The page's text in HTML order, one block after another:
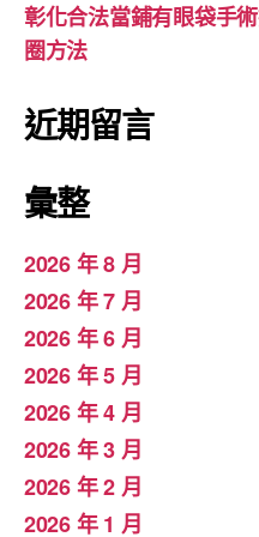
彰化合法當鋪有眼袋手
圈方法
近期留言
彙整
2026 年 8 月
2026 年 7 月
2026 年 6 月
2026 年 5 月
2026 年 4 月
2026 年 3 月
2026 年 2 月
2026 年 1 月